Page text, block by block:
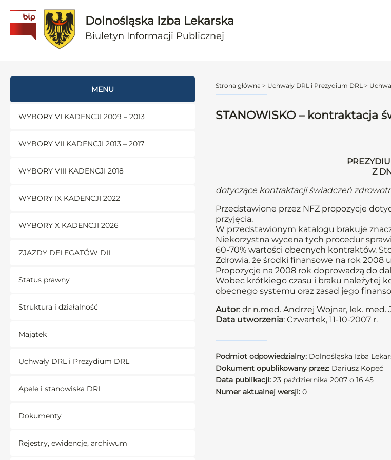
Dolnośląska Izba Lekarska
Biuletyn Informacji Publicznej
MENU
WYBORY VI KADENCJI 2009 – 2013
WYBORY VII KADENCJI 2013 – 2017
WYBORY VIII KADENCJI 2018
WYBORY IX KADENCJI 2022
WYBORY X KADENCJI 2026
ZJAZDY DELEGATÓW DIL
Status prawny
Struktura i działalność
Majątek
Uchwały DRL i Prezydium DRL
Apele i stanowiska DRL
Dokumenty
Rejestry, ewidencje, archiwum
Strona główna > Uchwały DRL i Prezydium DRL >
STANOWISKO – kontraktacja
Z
dotyczące kontraktacji świadczeń
Przedstawione przez NFZ propozycje
przyjęcia.
W przedstawionym katalogu brakuje
Niekorzystna wycena tych procedur
60-70% wartości obecnych kontraktów.
Zdrowia, że środki finansowe na rok 2008
Propozycje na 2008 rok doprowadzą do
Wobec krótkiego czasu i braku należytej
obecnego systemu oraz zasad jego
Autor: dr n.med. Andrzej Wojnar, lek. med.
Data utworzenia: Czwartek, 11-10-2007 r.
Podmiot odpowiedzialny: Dolnośląska Izba
Dokument opublikowany przez: Dariusz Kopeć
Data publikacji: 23 października 2007 o 16:45
Numer aktualnej wersji: 0